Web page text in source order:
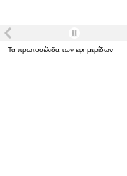
Τα πρωτοσέλιδα των εφημερίδων